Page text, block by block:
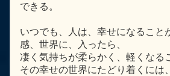
できる。
いつでも、人は、幸せになること
感、世界に、入ったら、
凄く気持ちが柔らかく、軽くなる
その幸せの世界にたどり着くには